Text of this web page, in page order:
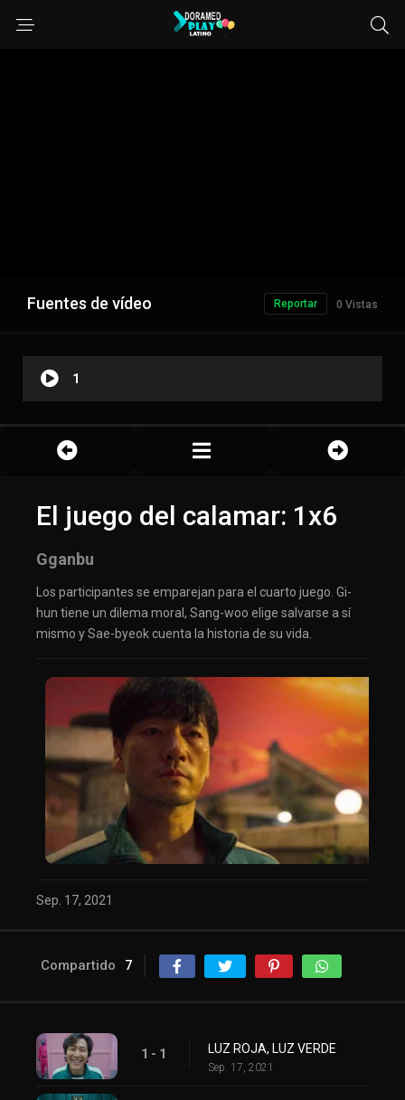
Fuentes de vídeo 0 Vistas
Reportar
1
El juego del calamar: 1x6
Gganbu
Los participantes se emparejan para el cuarto juego. Gi-
hun tiene un dilema moral, Sang-woo elige salvarse a sí
mismo y Sae-byeok cuenta la historia de su vida.
Sep. 17, 2021
Compartido 7
1 - 1 LUZ ROJA, LUZ VERDE
Sep. 17, 2021